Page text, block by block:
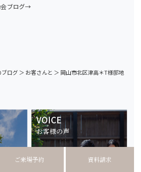
会ブログ→
ブログ＞ お客さんと ＞ 岡山市北区津高＊T様邸地
VOICE
お客様の声
ご来場予約 資料請求